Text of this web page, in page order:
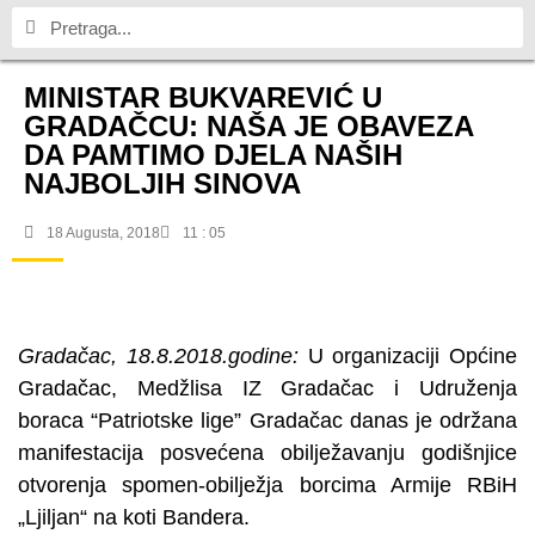
MINISTAR BUKVAREVIĆ U
GRADAČCU: NAŠA JE OBAVEZA
DA PAMTIMO DJELA NAŠIH
NAJBOLJIH SINOVA
18 Augusta, 2018 11 : 05
Gradačac, 18.8.2018.godine: U organizaciji Općine
Gradačac, Medžlisa IZ Gradačac i Udruženja
boraca “Patriotske lige” Gradačac danas je održana
manifestacija posvećena obilježavanju godišnjice
otvorenja spomen-obilježja borcima Armije RBiH
„Ljiljan“ na koti Bandera.